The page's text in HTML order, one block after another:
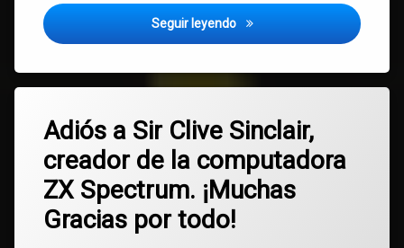
Seguir leyendo Roblox – Riesgos y
Adiós a Sir Clive Sinclair,
creador de la computadora
ZX Spectrum. ¡Muchas
Gracias por todo!
años
80
fallecimiento
programación
un
comentario
en
Adiós
a
Sir
Clive